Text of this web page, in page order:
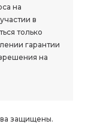
на
в
только
гарантии
на
защищены.